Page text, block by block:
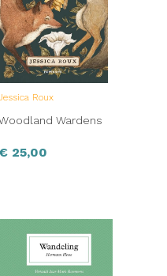
wel je eigen verhaal.
Roux
Wardens
25,00